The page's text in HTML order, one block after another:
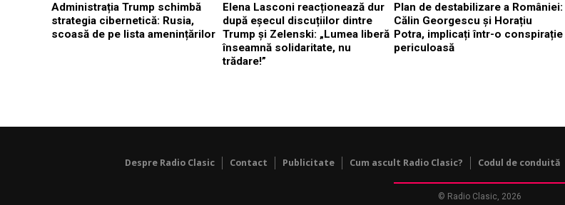
Administrația Trump schimbă
strategia cibernetică: Rusia,
scoasă de pe lista amenințărilor
Elena Lasconi reacționează dur
după eșecul discuțiilor dintre
Trump și Zelenski: „Lumea liberă
înseamnă solidaritate, nu
trădare!”
Plan de destabilizare a României:
Călin Georgescu și Horațiu
Potra, implicați într-o conspirație
periculoasă
Despre Radio Clasic Contact Publicitate Cum ascult Radio Clasic? Codul de conduită
© Radio Clasic, 2026